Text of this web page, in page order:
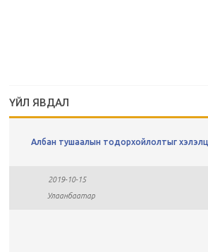
ҮЙЛ ЯВДАЛ
Албан тушаалын тодорхойлолтыг
2019-10-15
Улаанбаатар